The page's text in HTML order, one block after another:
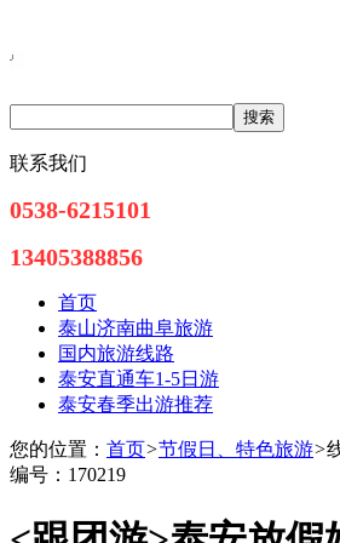
联系我们
0538-6215101
13405388856
首页
泰山济南曲阜旅游
国内旅游线路
泰安直通车1-5日游
泰安春季出游推荐
您的位置： 首页>节假日、特色旅游>
编号：170219